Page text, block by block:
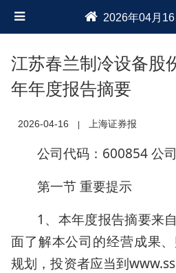
2026年04月
江苏春兰制冷设备股
年年度报告摘要
2026-04-16 上海证券报
公司代码：600854 公
第一节 重要提示
1、本年度报告摘要来
面了解本公司的经营成果
规划，投资者应当到